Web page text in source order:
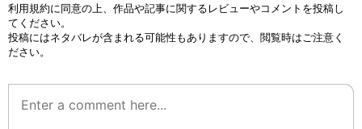
利用規約に同意の上、作品や記事に関するレビューやコメントを投稿し
てください。
投稿にはネタバレが含まれる可能性もありますので、閲覧時はご注意く
ださい。